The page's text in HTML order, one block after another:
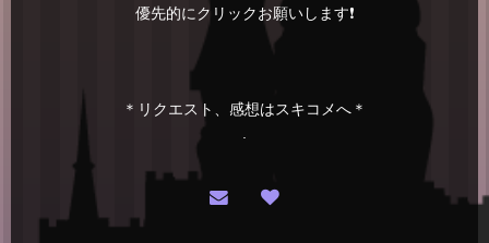
優先的にクリックお願いします❗️
＊リクエスト、感想はスキコメへ＊
.